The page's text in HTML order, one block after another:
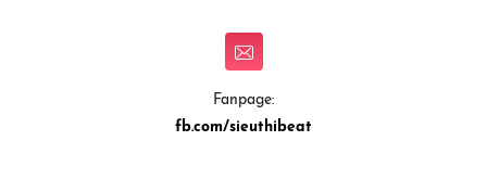
Fanpage:
fb.com/sieuthibeat